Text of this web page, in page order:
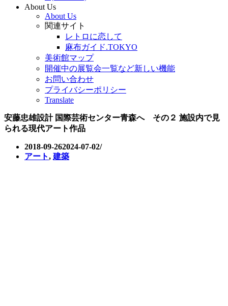
About Us
About Us
関連サイト
レトロに恋して
麻布ガイド.TOKYO
美術館マップ
開催中の展覧会一覧など新しい機能
お問い合わせ
プライバシーポリシー
Translate
安藤忠雄設計 国際芸術センター青森へ その２ 施設内で見
られる現代アート作品
2018-09-262024-07-02
アート, 建築